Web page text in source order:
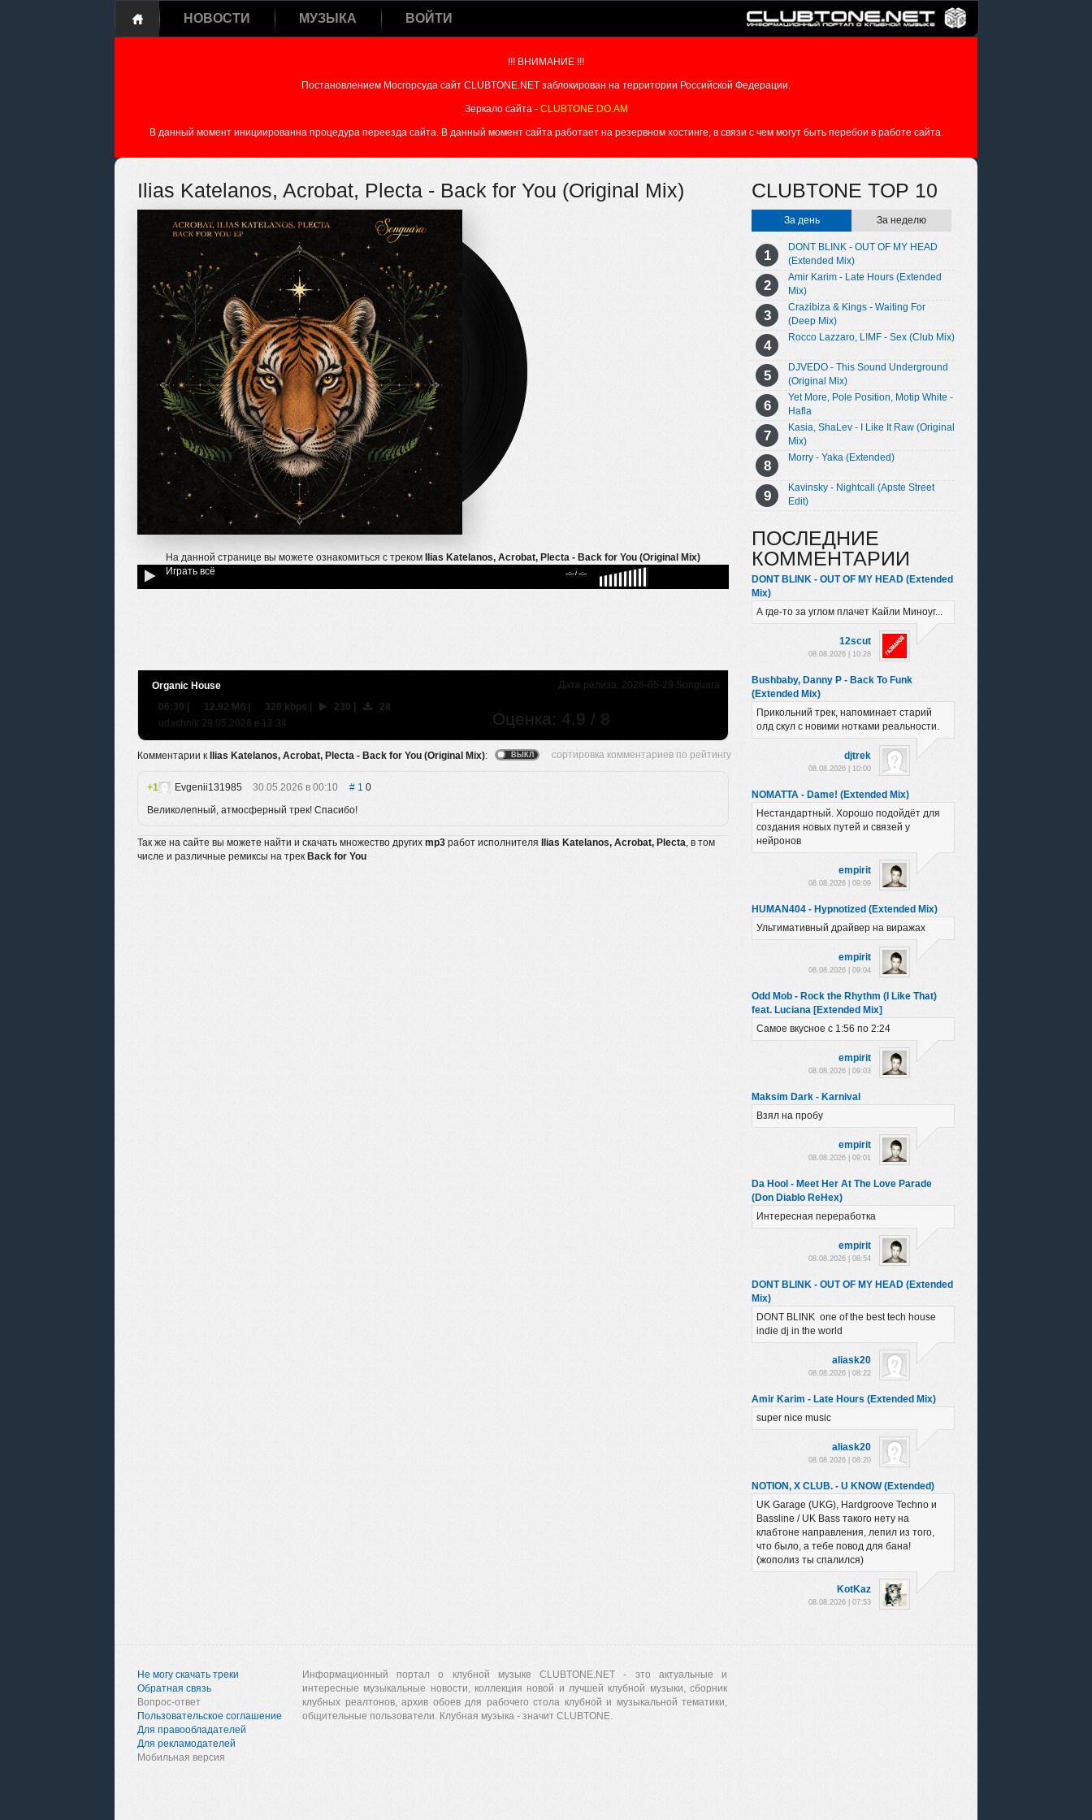
НОВОСТИ МУЗЫКА ВОЙТИ
!!! ВНИМАНИЕ !!!
Постановлением Мосгорсуда сайт CLUBTONE.NET заблокирован на территории Российской Федерации.
Зеркало сайта - CLUBTONE.DO.AM
В данный момент инициированна процедура переезда сайта. В данный момент сайта работает на резервном хостинге, в связи с чем могут быть перебои в работе сайта.
Ilias Katelanos, Acrobat, Plecta - Back for You (Original Mix)
На данной странице вы можете ознакомиться с треком Ilias Katelanos, Acrobat, Plecta - Back for You (Original Mix)
Играть всё
--:-- / --:--
Дата релиза: 2026-05-29 Songuara
Organic House
Оценка: 4.9 / 8
06:30 | 12.92 Мб | 320 kbps | 230 |
28
udachnik 29.05.2026 в 13:34
Комментарии к Ilias Katelanos, Acrobat, Plecta - Back for You (Original Mix):
1 Evgenii131985 30.05.2026 в 00:10 10
Великолепный, атмосферный трек! Спасибо!
Так же на сайте вы можете найти и скачать множество других mp3 работ исполнителя Ilias Katelanos, Acrobat, Plecta, в том
числе и различные ремиксы на трек Back for You
CLUBTONE TOP 10
За день За неделю
DONT BLINK - OUT OF MY HEAD
(Extended Mix)
Amir Karim - Late Hours (Extended
Mix)
Crazibiza & Kings - Waiting For
(Deep Mix)
Rocco Lazzaro, L!MF - Sex (Club Mix)
DJVEDO - This Sound Underground
(Original Mix)
Yet More, Pole Position, Motip White -
Hafla
Kasia, ShaLev - I Like It Raw (Original
Mix)
Morry - Yaka (Extended)
Kavinsky - Nightcall (Apste Street
Edit)
ПОСЛЕДНИЕ
КОММЕНТАРИИ
DONT BLINK - OUT OF MY HEAD (Extended
Mix)
А где-то за углом плачет Кайли Миноуг...
12scut
08.08.2026 | 10:28
Bushbaby, Danny P - Back To Funk
(Extended Mix)
Прикольний трек, напоминает старий
олд скул с новими нотками реальности.
djtrek
08.08.2026 | 10:00
NOMATTA - Dame! (Extended Mix)
Нестандартный. Хорошо подойдёт для
создания новых путей и связей у
нейронов
empirit
08.08.2026 | 09:09
HUMAN404 - Hypnotized (Extended Mix)
Ультимативный драйвер на виражах
empirit
08.08.2026 | 09:04
Odd Mob - Rock the Rhythm (I Like That)
feat. Luciana [Extended Mix]
Самое вкусное с 1:56 по 2:24
empirit
08.08.2026 | 09:03
Maksim Dark - Karnival
Взял на пробу
empirit
08.08.2026 | 09:01
Da Hool - Meet Her At The Love Parade
(Don Diablo ReHex)
Интересная переработка
empirit
08.08.2026 | 08:54
DONT BLINK - OUT OF MY HEAD (Extended
Mix)
DONT BLINK one of the best tech house
indie dj in the world
aliask20
08.08.2026 | 08:22
Amir Karim - Late Hours (Extended Mix)
super nice music
aliask20
08.08.2026 | 08:20
NOTION, X CLUB. - U KNOW (Extended)
UK Garage (UKG), Hardgroove Techno и
Bassline / UK Bass такого нету на
клабтоне направления, лепил из того,
что было, а тебе повод для бана!
(жополиз ты спалился)
KotKaz
08.08.2026 | 07:53
Не могу скачать треки
Обратная связь
Вопрос-ответ
Пользовательское соглашение
Для правообладателей
Для рекламодателей
Мобильная версия
Информационный портал о клубной музыке CLUBTONE.NET - это актуальные и
интересные музыкальные новости, коллекция новой и лучшей клубной музыки, сборник
клубных реалтонов, архив обоев для рабочего стола клубной и музыкальной тематики,
общительные пользователи. Клубная музыка - значит CLUBTONE.